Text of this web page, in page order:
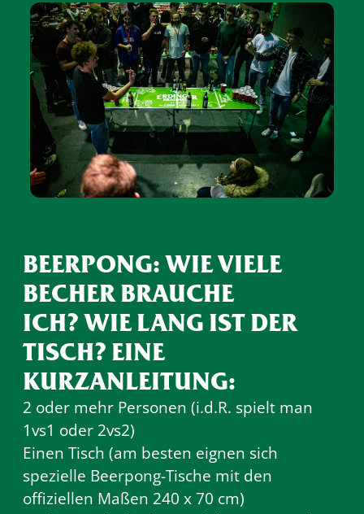
BEERPONG: WIE VIELE
BECHER BRAUCHE
ICH? WIE LANG IST DER
TISCH? EINE
KURZANLEITUNG:
2 oder mehr Personen (i.d.R. spielt man
1vs1 oder 2vs2)
Einen Tisch (am besten eignen sich
spezielle Beerpong-Tische mit den
offiziellen Maßen 240 x 70 cm)